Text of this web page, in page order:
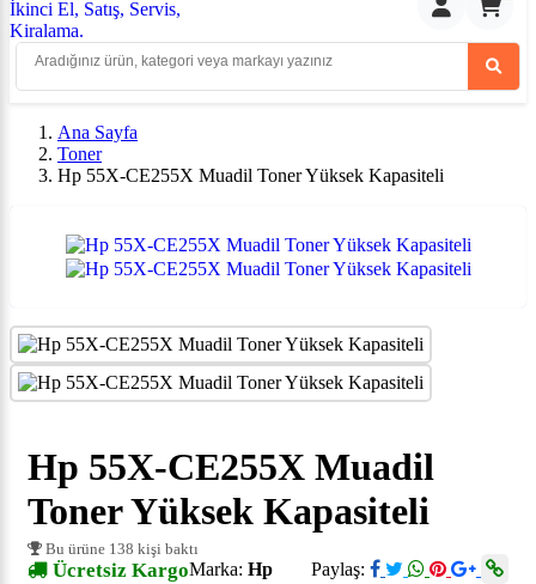
Ana Sayfa
Toner
Hp 55X-CE255X Muadil Toner Yüksek Kapasiteli
Hp 55X-CE255X Muadil
Toner Yüksek Kapasiteli
Bu ürüne 138 kişi baktı
Ücretsiz Kargo Paylaş:
Marka: Hp